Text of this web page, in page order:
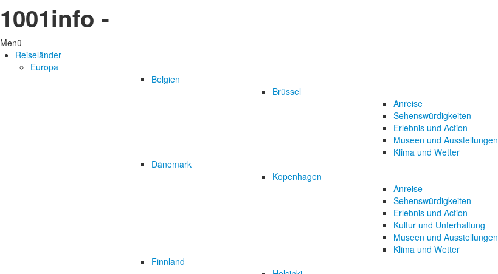
1001info -
Menü
Reiseländer
Europa
Belgien
Brüssel
Anreise
Sehenswürdigkeiten
Erlebnis und Action
Museen und Ausstellungen
Klima und Wetter
Dänemark
Kopenhagen
Anreise
Sehenswürdigkeiten
Erlebnis und Action
Kultur und Unterhaltung
Museen und Ausstellungen
Klima und Wetter
Finnland